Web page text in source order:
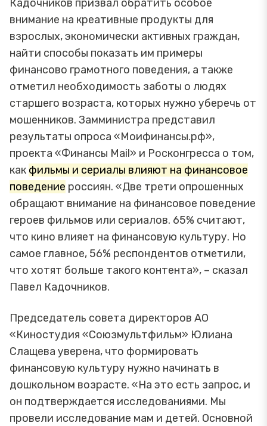
Кадочников призвал обратить особое
внимание на креативные продукты для
взрослых, экономически активных граждан,
найти способы показать им примеры
финансово грамотного поведения, а также
отметил необходимость заботы о людях
старшего возраста, которых нужно уберечь от
мошенников. Замминистра представил
результаты опроса «Моифинансы.рф»,
проекта «Финансы Mail» и Росконгресса о том,
как фильмы и сериалы влияют на финансовое
поведение россиян. «Две трети опрошенных
обращают внимание на финансовое поведение
героев фильмов или сериалов. 65% считают,
что кино влияет на финансовую культуру. Но
самое главное, 56% респондентов отметили,
что хотят больше такого контента», – сказал
Павел Кадочников.
Председатель совета директоров АО
«Киностудия «Союзмультфильм» Юлиана
Слащева уверена, что формировать
финансовую культуру нужно начинать в
дошкольном возрасте. «На это есть запрос, и
он подтверждается исследованиями. Мы
провели исследование мам и детей. Основной